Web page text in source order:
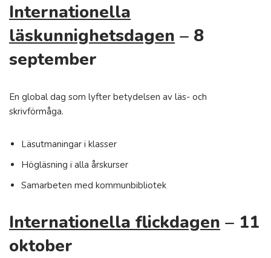
Internationella
läskunnighetsdagen – 8
september
En global dag som lyfter betydelsen av läs- och
skrivförmåga.
Läsutmaningar i klasser
Högläsning i alla årskurser
Samarbeten med kommunbibliotek
Internationella flickdagen – 11
oktober